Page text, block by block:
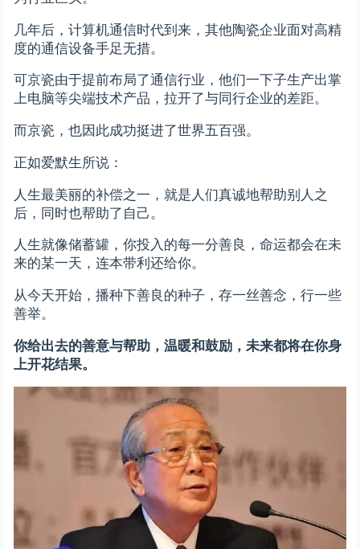
几年后，计算机通信时代到来，其他陶瓷企业面对高精
度的通信设备手足无措。
可京瓷由于提前布局了通信行业，他们一下子生产出掌
上电脑等尖端技术产品，拉开了与同行企业的差距。
而京瓷，也因此成功挺进了世界五百强。
正如爱默生所说：
人生最美丽的补偿之一，就是人们真诚地帮助别人之
后，同时也帮助了自己。
人生就像储蓄罐，你投入的每一分善良，命运都会在未
来的某一天，连本带利还给你。
从今天开始，播种下善良的种子，存一丝善念，行一些
善举。
你给出去的善意与帮助，温暖和鼓励，未来都将在你身
上开花结果。